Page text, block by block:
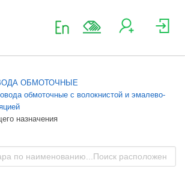
ОБМОТОЧНЫЕ
обмоточные с волокнистой и эмалево-
назначения